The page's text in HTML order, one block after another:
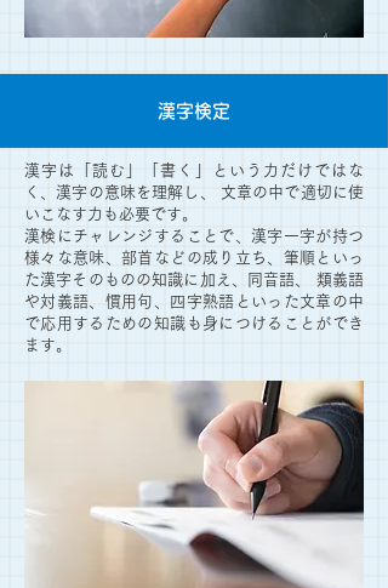
漢字検定
漢字は「読む」「書く」という力だけではな
く、漢字の意味を理解し、 文章の中で適切に使
いこなす力も必要です。
漢検にチャレンジすることで、漢字一字が持つ
様々な意味、部首などの成り立ち、筆順といっ
た漢字そのものの知識に加え、同音語、 類義語
や対義語、慣用句、四字熟語といった文章の中
で応用するための知識も身につけることができ
ます。